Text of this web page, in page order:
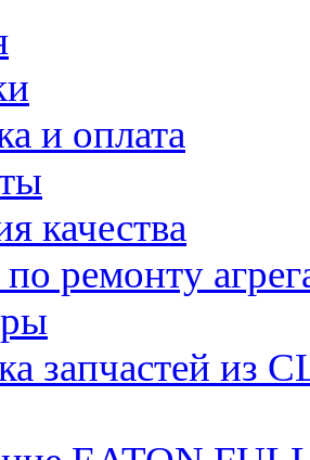
и оплата
качества
ремонту
запчастей